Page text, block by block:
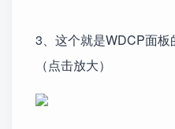
3、这个就是WDCP面板
（点击放大）